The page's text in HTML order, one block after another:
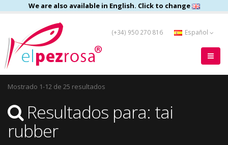
We are also available in English. Click to change
(+34) 950 270 816 Español
Mostrado 1-12 de 25 resultados
Resultados para: tai
rubber